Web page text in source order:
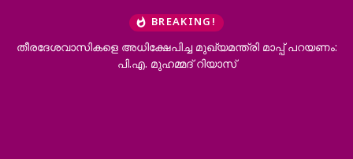
BREAKING!
മാപ്പ് പറയണം:
അജയ് ആയങ്കിക്ക് ജാമ്യം; ജാമ്യമെടുക്കാൻ
നേതാവ് കരുതൽ തടങ്കലിൽ